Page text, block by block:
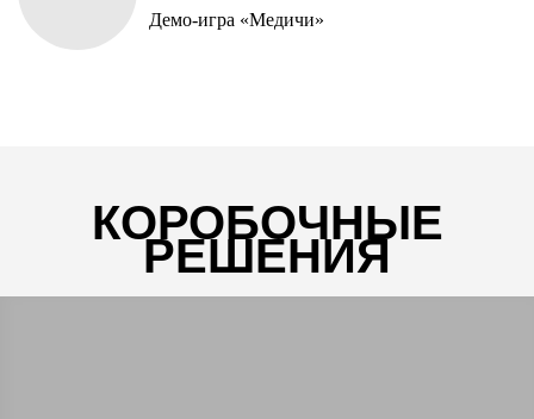
Демо-игра «Медичи»
КОРОБОЧНЫЕ
РЕШЕНИЯ